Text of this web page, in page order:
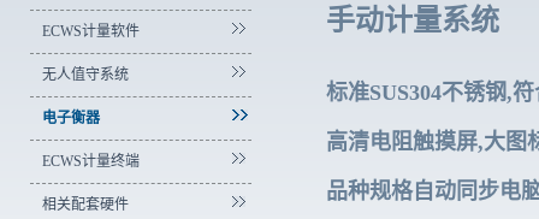
ECWS计量软件
无人值守系统
电子衡器
ECWS计量终端
相关配套硬件
手动计量系统
标准SUS304不锈钢,
高清电阻触摸屏,大图
品种规格自动同步电